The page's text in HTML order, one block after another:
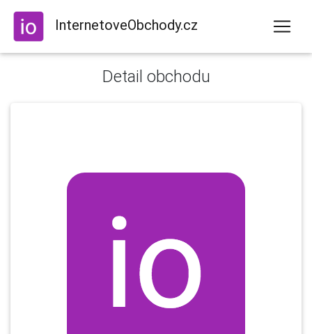
InternetoveObchody.cz
Detail obchodu